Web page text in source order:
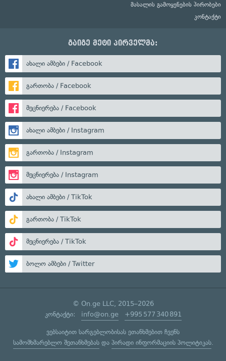
მასალის გამოყენების პირობები
კონტაქტი
გაიგე მეტი პირველმა:
ახალი ამბები / Facebook
გართობა / Facebook
მეცნიერება / Facebook
ახალი ამბები / Instagram
გართობა / Instagram
მეცნიერება / Instagram
ახალი ამბები / TikTok
გართობა / TikTok
მეცნიერება / TikTok
ბოლო ამბები / Twitter
© On.ge LLC, 2015–2026
კონტაქტი: info@on.ge +995 577 340 891
ვებსაიტით სარგებლობისას ეთანხმებით ჩვენს
სამომხმარებლო შეთანხმებასდა პირადი ინფორმაციის პოლიტიკას.